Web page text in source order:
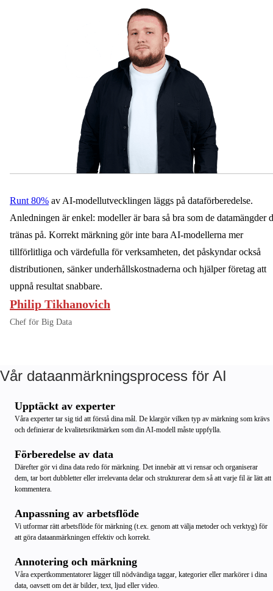
Runt 80% av AI-modellutvecklingen läggs på dataförberedelse.
Anledningen är enkel: modeller är bara så bra som de datamängder
tränas på. Korrekt märkning gör inte bara AI-modellerna mer
tillförlitliga och värdefulla för verksamheten, det påskyndar också
distributionen, sänker underhållskostnaderna och hjälper företag att
uppnå resultat snabbare.
Philip Tikhanovich
Chef för Big Data
Vår dataanmärkningsprocess för AI
Upptäckt av experter
Våra experter tar sig tid att förstå dina mål. De klargör vilken typ av märkning som krävs
och definierar de kvalitetsriktmärken som din AI-modell måste uppfylla.
Förberedelse av data
Därefter gör vi dina data redo för märkning. Det innebär att vi rensar och organiserar
dem, tar bort dubbletter eller irrelevanta delar och strukturerar dem så att varje fil är lätt att
kommentera.
Anpassning av arbetsflöde
Vi utformar rätt arbetsflöde för märkning (t.ex. genom att välja metoder och verktyg) för
att göra dataanmärkningen effektiv och korrekt.
Annotering och märkning
Våra expertkommentatorer lägger till nödvändiga taggar, kategorier eller markörer i dina
data, oavsett om det är bilder, text, ljud eller video.